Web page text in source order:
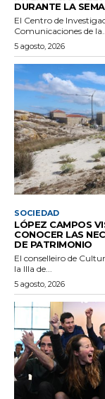
DURANTE LA
El Centro de
Comunicaciones de
5 agosto, 2026
SOCIEDAD
LÓPEZ CAMPOS
CONOCER LAS
DE PATRIMONIO
El conselleiro de
la Illa de...
5 agosto, 2026